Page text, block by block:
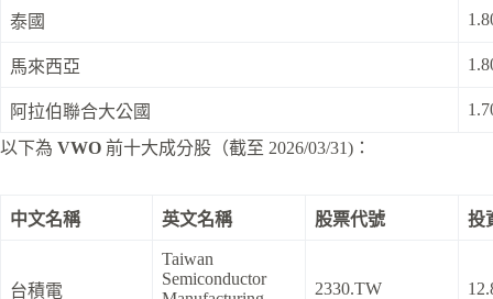
泰國
馬來西亞
阿拉伯聯合大公國
以下為 VWO 前十大成分股（截至 2026/03/31)：
中文名稱 英文名稱 股票代號 投
台積電
Taiwan
Semiconductor
2330.TW